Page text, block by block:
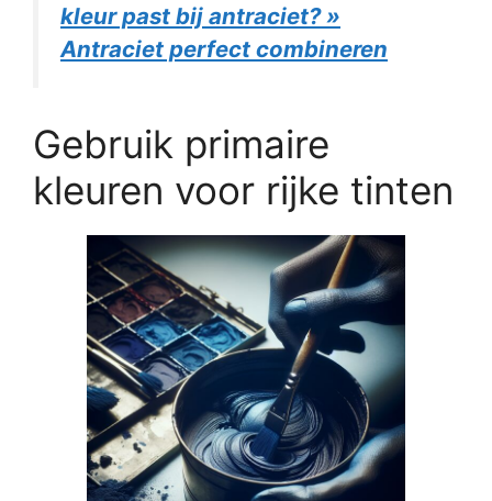
kleur past bij antraciet? »
Antraciet perfect combineren
Gebruik primaire
kleuren voor rijke tinten